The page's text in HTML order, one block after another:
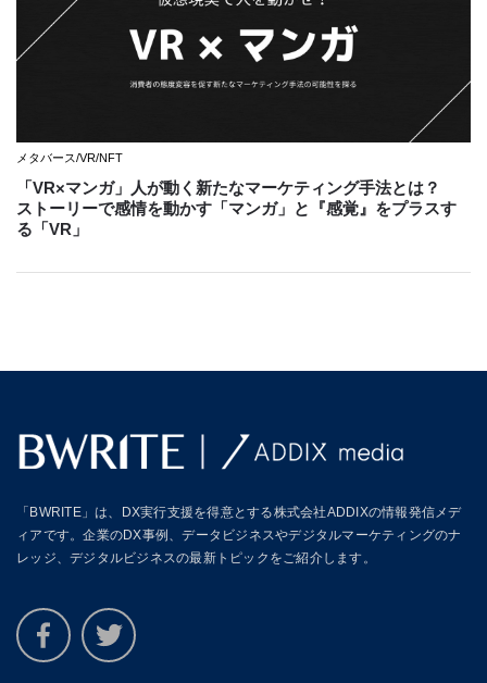
メタバース/VR/NFT
「VR×マンガ」人が動く新たなマーケティング手法とは？
ストーリーで感情を動かす「マンガ」と『感覚』をプラスす
る「VR」
「BWRITE」は、DX実行支援を得意とする株式会社ADDIXの情報発信メデ
ィアです。企業のDX事例、データビジネスやデジタルマーケティングのナ
レッジ、デジタルビジネスの最新トピックをご紹介します。